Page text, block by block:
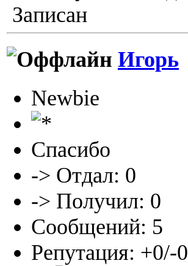
Записан
Игорь
Newbie
Спасибо
-> Отдал: 0
-> Получил: 0
Сообщений: 5
Репутация: +0/-0